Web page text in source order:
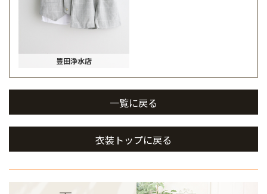
豊田浄水店
一覧に戻る
衣装トップに戻る